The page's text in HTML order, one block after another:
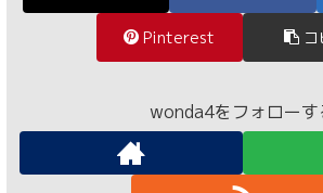
Pinterest
wonda4をフォローす